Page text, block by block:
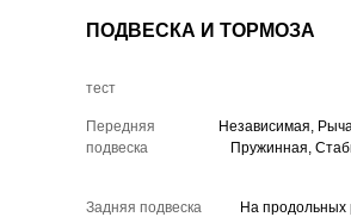
ПОДВЕСКА И ТОРМОЗА
тест
Передняя
подвеска
Независимая,
Пружинная,
Задняя подвеска
На продольных